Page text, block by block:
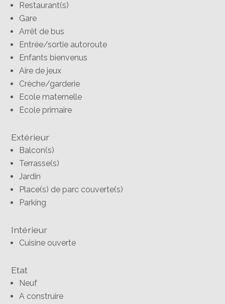
Restaurant(s)
Gare
Arrêt de bus
Entrée/sortie autoroute
Enfants bienvenus
Aire de jeux
Crèche/garderie
Ecole maternelle
Ecole primaire
Extérieur
Balcon(s)
Terrasse(s)
Jardin
Place(s) de parc couverte(s)
Parking
Intérieur
Cuisine ouverte
Etat
Neuf
A construire